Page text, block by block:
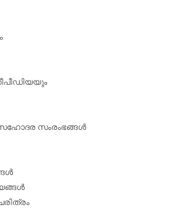
സഹോദര സംരംഭങ്ങള്‍